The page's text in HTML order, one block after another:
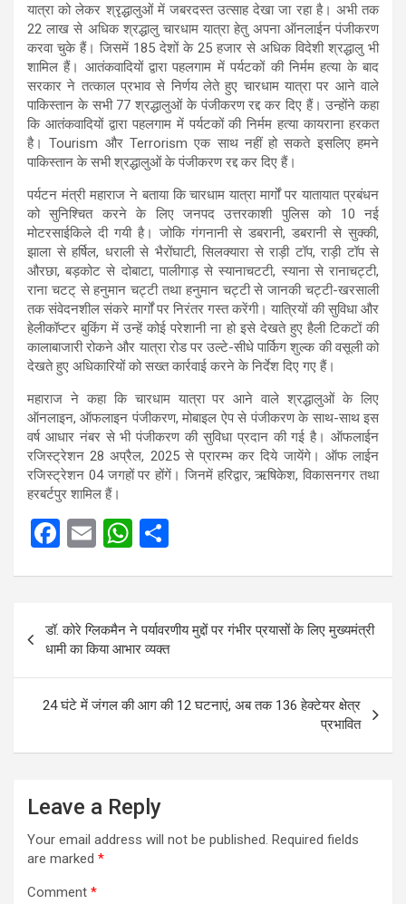
यात्रा को लेकर श्रृद्धालुओं में जबरदस्त उत्साह देखा जा रहा है। अभी तक
22 लाख से अधिक श्रद्धालु चारधाम यात्रा हेतु अपना ऑनलाईन पंजीकरण
करवा चुके हैं। जिसमें 185 देशों के 25 हजार से अधिक विदेशी श्रद्धालु भी
शामिल हैं। आतंकवादियों द्वारा पहलगाम में पर्यटकों की निर्मम हत्या के बाद
सरकार ने तत्काल प्रभाव से निर्णय लेते हुए चारधाम यात्रा पर आने वाले
पाकिस्तान के सभी 77 श्रद्धालुओं के पंजीकरण रद्द कर दिए हैं। उन्होंने कहा
कि आतंकवादियों द्वारा पहलगाम में पर्यटकों की निर्मम हत्या कायराना हरकत
है। Tourism और Terrorism एक साथ नहीं हो सकते इसलिए हमने
पाकिस्तान के सभी श्रद्धालुओं के पंजीकरण रद्द कर दिए हैं।
पर्यटन मंत्री महाराज ने बताया कि चारधाम यात्रा मार्गों पर यातायात प्रबंधन
को सुनिश्चित करने के लिए जनपद उत्तरकाशी पुलिस को 10 नई
मोटरसाईकिले दी गयी है। जोकि गंगनानी से डबरानी, डबरानी से सुक्की,
झाला से हर्षिल, धराली से भैरोंघाटी, सिलक्यारा से राड़ी टॉप, राड़ी टॉप से
औरछा, बड़कोट से दोबाटा, पालीगाड़ से स्यानाचटटी, स्याना से रानाचट्टी,
राना चटट् से हनुमान चट्टी तथा हनुमान चट्टी से जानकी चट्टी-खरसाली
तक संवेदनशील संकरे मार्गों पर निरंतर गस्त करेंगी। यात्रियों की सुविधा और
हेलीकॉप्टर बुकिंग में उन्हें कोई परेशानी ना हो इसे देखते हुए हैली टिकटों की
कालाबाजारी रोकने और यात्रा रोड पर उल्टे-सीधे पार्किग शुल्क की वसूली को
देखते हुए अधिकारियों को सख्त कार्रवाई करने के निर्देश दिए गए हैं।
महाराज ने कहा कि चारधाम यात्रा पर आने वाले श्रद्धालुओं के लिए
ऑनलाइन, ऑफलाइन पंजीकरण, मोबाइल ऐप से पंजीकरण के साथ-साथ इस
वर्ष आधार नंबर से भी पंजीकरण की सुविधा प्रदान की गई है। ऑफलाईन
रजिस्ट्रेशन 28 अप्रैल, 2025 से प्रारम्भ कर दिये जायेंगे। ऑफ लाईन
रजिस्ट्रेशन 04 जगहों पर होंगें। जिनमें हरिद्वार, ऋषिकेश, विकासनगर तथा
हरबर्टपुर शामिल हैं।
F
b
o
o
k
E
W
s
A
p
p
e
Post
navigation
डॉ. कोरे ग्लिकमैन ने पर्यावरणीय मुद्दों पर गंभीर प्रयासों के लिए मुख्यमंत्री
धामी का किया आभार व्यक्त
24 घंटे में जंगल की आग की 12 घटनाएं, अब तक 136 हेक्टेयर क्षेत्र
प्रभावित
Leave a Reply
Your email address will not be published. Required fields
are marked *
Comment *